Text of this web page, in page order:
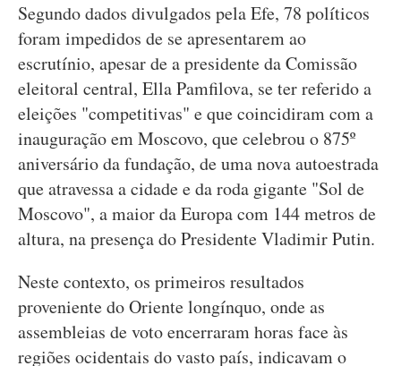
Segundo dados divulgados pela Efe, 78 políticos
foram impedidos de se apresentarem ao
escrutínio, apesar de a presidente da Comissão
eleitoral central, Ella Pamfilova, se ter referido a
eleições "competitivas" e que coincidiram com a
inauguração em Moscovo, que celebrou o 875º
aniversário da fundação, de uma nova autoestrada
que atravessa a cidade e da roda gigante "Sol de
Moscovo", a maior da Europa com 144 metros de
altura, na presença do Presidente Vladimir Putin.
Neste contexto, os primeiros resultados
proveniente do Oriente longínquo, onde as
assembleias de voto encerraram horas face às
regiões ocidentais do vasto país, indicavam o